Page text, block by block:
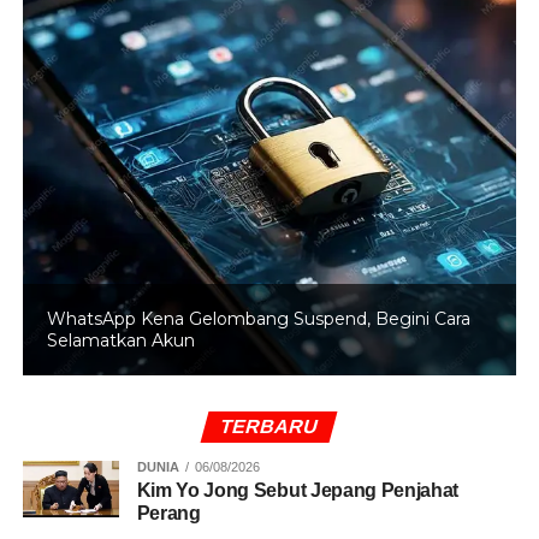
RELATED TOPICS:
KECELAKAAN
TERMINAL KP RAMBUTAN
UP NEXT
Praktis! Layanan SIM Keliling Hadir di 5 Titik
Jakarta
DON'T MISS
BMKG Ingatkan Potensi Hujan di Jakarta Mulai
Sore
WhatsApp Kena Gelombang Suspend, Begini Cara
Selamatkan Akun
TERBARU
DUNIA 06/08/2026
Kim Yo Jong Sebut Jepang Penjahat
Perang